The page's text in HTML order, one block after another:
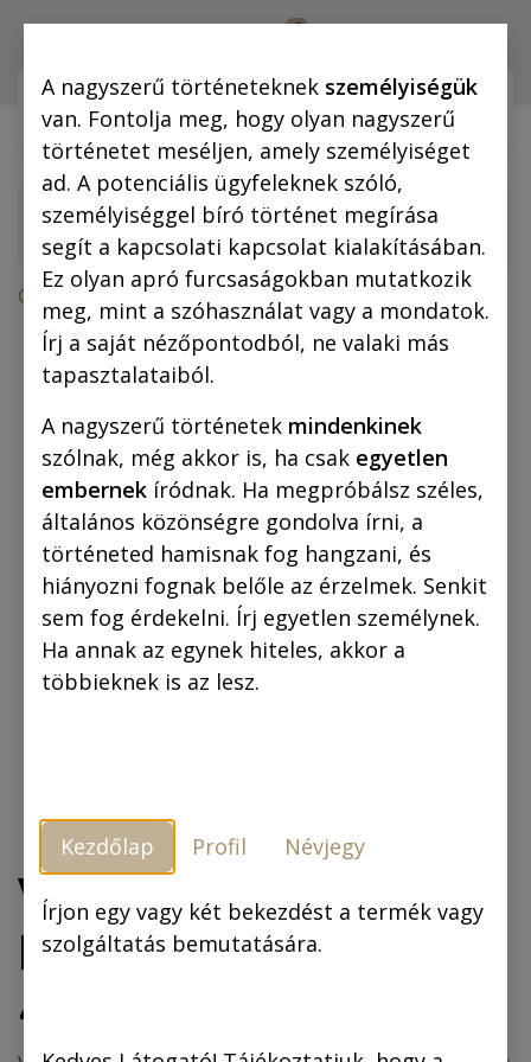
0
Webshop (mobilra)
Összes termék
Vászonkép: Piszkos Fred a Kapitány 40x60 cm
Vászonkép: Piszkos
Fred a Kapitány
40x60 cm
A nagyszerű történeteknek személyiségük
van. Fontolja meg, hogy olyan nagyszerű
történetet meséljen, amely személyiséget
ad. A potenciális ügyfeleknek szóló,
személyiséggel bíró történet megírása
segít a kapcsolati kapcsolat kialakításában.
Ez olyan apró furcsaságokban mutatkozik
meg, mint a szóhasználat vagy a mondatok.
Írj a saját nézőpontodból, ne valaki más
tapasztalataiból.
A nagyszerű történetek mindenkinek
szólnak, még akkor is, ha csak egyetlen
embernek íródnak. Ha megpróbálsz széles,
általános közönségre gondolva írni, a
történeted hamisnak fog hangzani, és
hiányozni fognak belőle az érzelmek. Senkit
sem fog érdekelni. Írj egyetlen személynek.
Ha annak az egynek hiteles, akkor a
többieknek is az lesz.
Kezdőlap Profil Névjegy
Írjon egy vagy két bekezdést a termék vagy
szolgáltatás bemutatására.